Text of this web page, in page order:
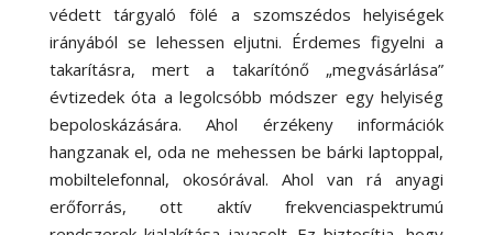
védett tárgyaló fölé a szomszédos helyiségek
irányából se lehessen eljutni. Érdemes figyelni a
takarításra, mert a takarítónő „megvásárlása”
évtizedek óta a legolcsóbb módszer egy helyiség
bepoloskázására. Ahol érzékeny információk
hangzanak el, oda ne mehessen be bárki laptoppal,
mobiltelefonnal, okosórával. Ahol van rá anyagi
erőforrás, ott aktív frekvenciaspektrumú